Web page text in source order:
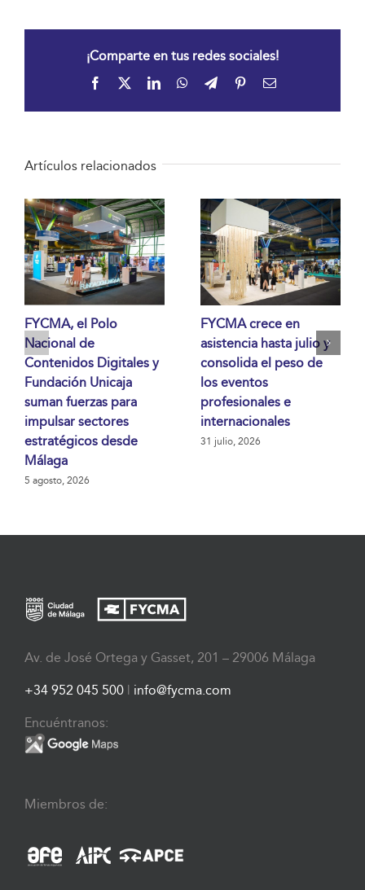
¡Comparte en tus redes sociales!
Facebook LinkedInWhatsApp
TelegramPinterestCorreo
Artículos relacionados
FYCMA, el Polo
Nacional de
Contenidos Digitales y
Fundación Unicaja
suman fuerzas para
impulsar sectores
estratégicos desde
Málaga
5 agosto, 2026
FYCMA crece en
asistencia hasta julio y
consolida el peso de
los eventos
profesionales e
internacionales
31 julio, 2026
Av. de José Ortega y Gasset, 201 – 29006 Málaga
+34 952 045 500 | info@fycma.com
Encuéntranos:
Miembros de: